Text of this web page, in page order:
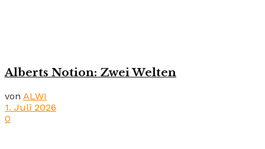
Alberts Notion: Zwei Welten
von ALWI
1. Juli 2026
0